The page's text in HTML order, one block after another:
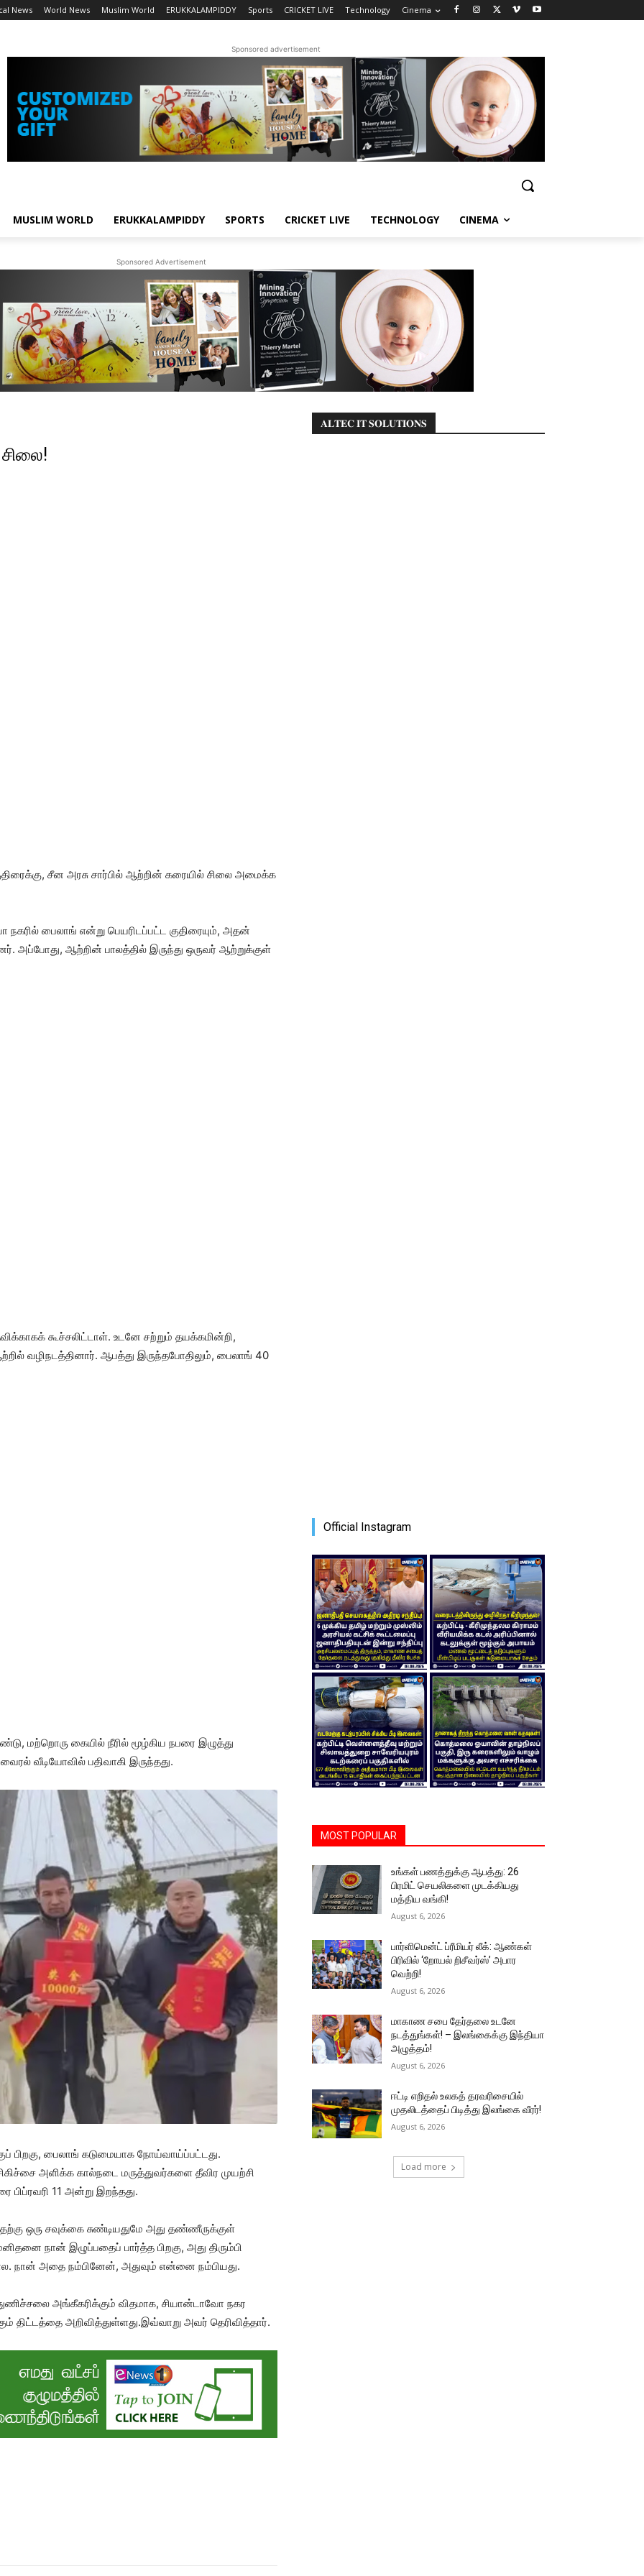
News World News Muslim World ERUKKALAMPIDDY Sports CRICKET LIVE Technology Cinema
Sponsored advertisement
MUSLIM WORLD ERUKKALAMPIDDY SPORTS CRICKET LIVE TECHNOLOGY CINEMA
Sponsored Advertisement
சிலை!
சீன அரசு சார்பில் ஆற்றின் கரையில் சிலை அமைக்க
பைலாங் என்று பெயரிடப்பட்ட குதிரையும், அதன்
அப்போது, ஆற்றின் பாலத்தில் இருந்து ஒருவர் ஆற்றுக்குள்
கூச்சலிட்டாள். உடனே சற்றும் தயக்கமின்றி,
வழிநடத்தினார். ஆபத்து இருந்தபோதிலும், பைலாங் 40
மற்றொரு கையில் நீரில் மூழ்கிய நபரை இழுத்து
வீடியோவில் பதிவாகி இருந்தது.
பிறகு, பைலாங் கடுமையாக நோய்வாய்ப்பட்டது.
அளிக்க கால்நடை மருத்துவர்களை தீவிர முயற்சி
11 அன்று இறந்தது.
ஒரு சவுக்கை சுண்டியதுமே ​​அது தண்ணீருக்குள்
நான் இழுப்பதைப் பார்த்த பிறகு, அது திரும்பி
நான் அதை நம்பினேன், அதுவும் என்னை நம்பியது.
அங்கீகரிக்கும் விதமாக, சியான்டாவோ நகர
திட்டத்தை அறிவித்துள்ளது.இவ்வாறு அவர் தெரிவித்தார்.
𝐀𝐋𝐓𝐄𝐂 𝐈𝐓 𝐒𝐎𝐋𝐔𝐓𝐈𝐎𝐍𝐒
Official Instagram
MOST POPULAR
உங்கள் பணத்துக்கு ஆபத்து: 26
பிரமிட் செயலிகளை முடக்கியது
மத்திய வங்கி!
August 6, 2026
பார்ளிமென்ட் ப்ரீமியர் லீக்: ஆண்கள்
பிரிவில் ‘றோயல் றிசீவர்ஸ்’ அபார
வெற்றி!
August 6, 2026
மாகாண சபை தேர்தலை உடனே
நடத்துங்கள்! – இலங்கைக்கு இந்தியா
அழுத்தம்!
August 6, 2026
ஈட்டி எறிதல் உலகத் தரவரிசையில்
முதலிடத்தைப் பிடித்து இலங்கை வீரர்!
August 6, 2026
Load more